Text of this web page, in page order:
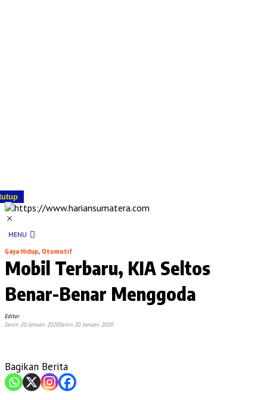
MENU
Gaya Hidup, Otomotif
Mobil Terbaru, KIA Seltos
Benar-Benar Menggoda
Editor
Senin 20 Januari 2020Senin 20 Januari 2020
Bagikan Berita